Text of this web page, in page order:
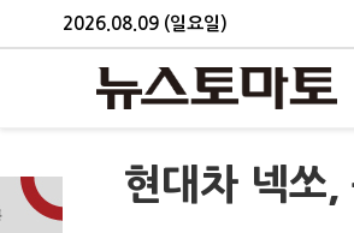
2026.08.09 (일요일)
현대차 넥쏘,